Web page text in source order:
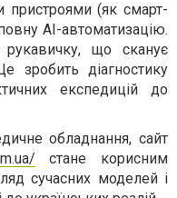
пристроями (як смарт-
AI-автоматизацію.
що сканує
зробить діагностику
експедицій до
обладнання, сайт
стане корисним
сучасних моделей і